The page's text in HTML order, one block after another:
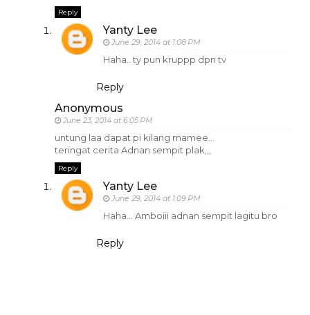
Reply
Yanty Lee
June 29, 2014 at 1:08 PM
Haha.. ty pun kruppp dpn tv
Reply
Anonymous
June 23, 2014 at 6:05 PM
untung laa dapat pi kilang mamee...
teringat cerita Adnan sempit plak,,,
Reply
Yanty Lee
June 29, 2014 at 1:09 PM
Haha... Amboiii adnan sempit lagitu bro
Reply